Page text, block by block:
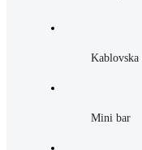
Mini bar